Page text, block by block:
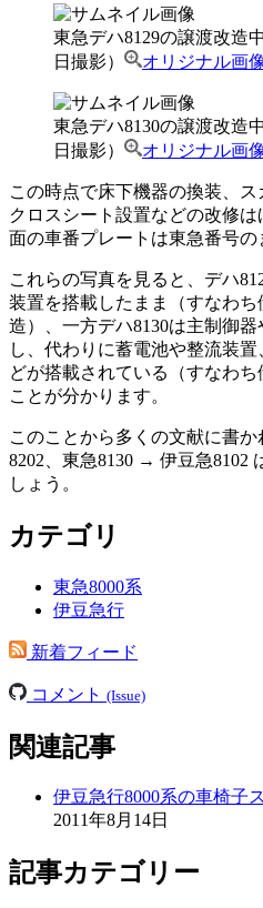
東急デハ8129の譲渡改造
日撮影）
オリジナル画
東急デハ8130の譲渡改造
日撮影）
オリジナル画
この時点で床下機器の換装、
クロスシート設置などの改修
面の車番プレートは東急番号の
これらの写真を見ると、デハ
装置を搭載したまま（すなわち
造）、一方デハ8130は主制御
し、代わりに蓄電池や整流装
どが搭載されている（すなわち
ことが分かります。
このことから多くの文献に書
8202、東急8130 → 伊豆急8102
しょう。
カテゴリ
東急8000系
伊豆急行
新着フィード
コメント (Issue)
関連記事
伊豆急行8000系の車椅子
2011年8月14日
記事カテゴリー